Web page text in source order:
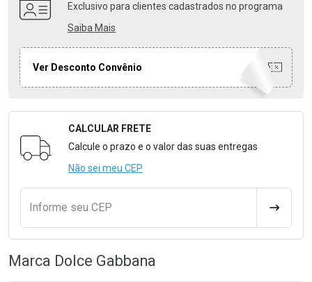
Exclusivo para clientes cadastrados no programa
Saiba Mais
Ver Desconto Convênio
Formulário para Calcular o Frete
CALCULAR FRETE
Calcule o prazo e o valor das suas entregas
Não sei meu CEP
Informe seu CEP
Marca Dolce Gabbana